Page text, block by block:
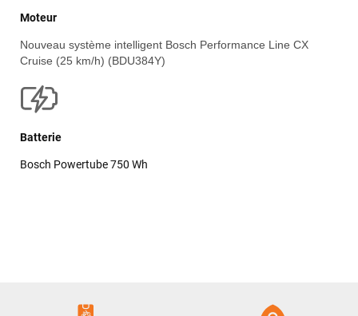
Moteur
Nouveau système intelligent Bosch Performance Line CX
Cruise (25 km/h) (BDU384Y)
Batterie
Bosch Powertube 750 Wh